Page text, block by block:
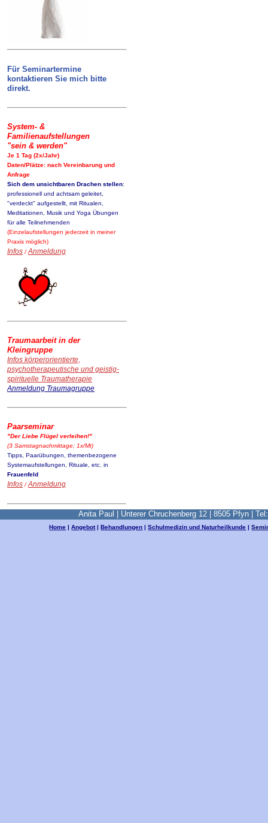
Für Seminartermine
kontaktieren Sie mich bitte
direkt.
System- &
Familienaufstellungen
"sein & werden"
Je 1 Tag (2x/Jahr)
Daten/Plätze: nach Vereinbarung und
Anfrage
Sich dem unsichtbaren Drachen stellen:
professionell und achtsam geleitet,
"verdeckt" aufgestellt, mit Ritualen,
Meditationen, Musik und Yoga Übungen
für alle Teilnehmenden
(Einzelaufstellungen jederzeit in meiner
Praxis möglich)
Infos /Anmeldung
Traumaarbeit in der
Kleingruppe
Infos körperorientierte,
psychotherapeutische und geistig-
spirituelle Traumatherapie
Anmeldung Traumagruppe
Paarseminar
"Der Liebe Flügel verleihen!"
(3 Samstagnachmittage; 1x/Mt)
Tipps, Paarübungen, themenbezogene
Systemaufstellungen, Rituale, etc. in
Frauenfeld
Infos / Anmeldung
Anita Paul | Unterer Chruchenberg 12 | 8505 Pfyn |
Home |Angebot|Behandlungen |Schulmedizin und Naturheilkunde |